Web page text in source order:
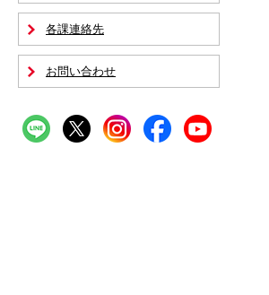
各課連絡先
お問い合わせ